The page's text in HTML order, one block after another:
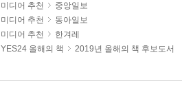
미디어 추천
중앙일보
미디어 추천
동아일보
미디어 추천
한겨레
YES24 올해의 책 2019년 올해의 책 후보도서